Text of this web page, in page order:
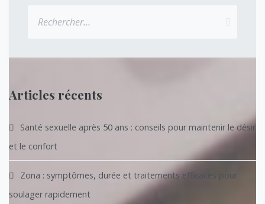
Articles récents
Santé sexuelle après 50 ans : conseils pour maintenir le désir
et le confort
Zona : symptômes, durée et traitements efficaces pour
soulager rapidement